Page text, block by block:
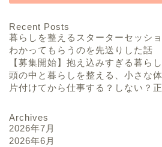
Recent Posts
暮らしを整えるスターターセッシ
わかってもらうのを先送りした話
【募集開始】抱え込みすぎる暮ら
頭の中と暮らしを整える、小さな
片付けてから仕事する？しない？
Archives
2026年7月
2026年6月